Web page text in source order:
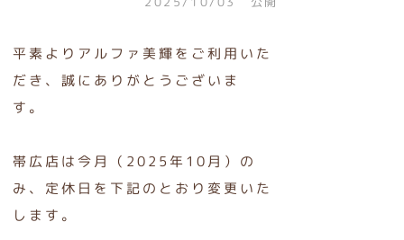
平素よりアルファ美輝をご利用いた
だき、誠にありがとうございま
す。
帯広店は今月（2025年10月）の
み、定休日を下記のとおり変更いた
します。